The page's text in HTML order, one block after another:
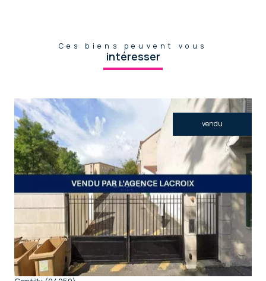
Ces biens peuvent vous
intéresser
vendu
voir le bien